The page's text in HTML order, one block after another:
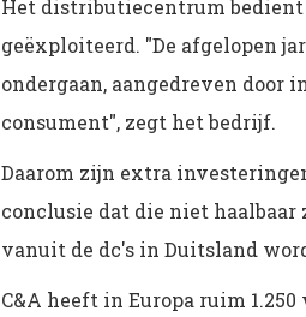
Het distributiecentrum bedient
geëxploiteerd. "De afgelopen
ondergaan, aangedreven
consument", zegt het bedrijf.
Daarom zijn extra
conclusie dat die niet
vanuit de dc's in Duitsland
C&A heeft in Europa ruim